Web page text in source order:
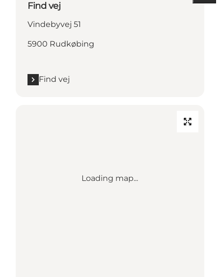
Find vej
Vindebyvej 51
5900 Rudkøbing
Find vej
Loading map...